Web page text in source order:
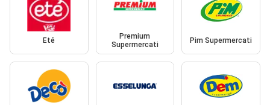
Eté
Premium
Supermercati
Pim Supermercati